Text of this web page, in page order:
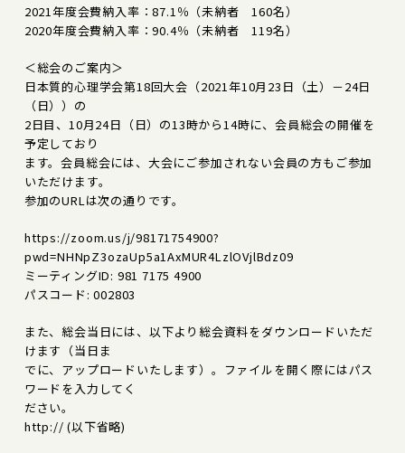
2021年度会費納入率：87.1％（未納者 160名）
2020年度会費納入率：90.4％（未納者 119名）
＜総会のご案内＞
日本質的心理学会第18回大会（2021年10月23日（土）－24日
（日））の
2日目、10月24日（日）の13時から14時に、会員総会の開催を
予定しており
ます。会員総会には、大会にご参加されない会員の方もご参加
いただけます。
参加のURLは次の通りです。
https://zoom.us/j/98171754900?
pwd=NHNpZ3ozaUp5a1AxMUR4LzlOVjlBdz09
ミーティングID: 981 7175 4900
パスコード: 002803
また、総会当日には、以下より総会資料をダウンロードいただ
けます（当日ま
でに、アップロードいたします）。ファイルを開く際にはパス
ワードを入力してく
ださい。
http:// (以下省略)